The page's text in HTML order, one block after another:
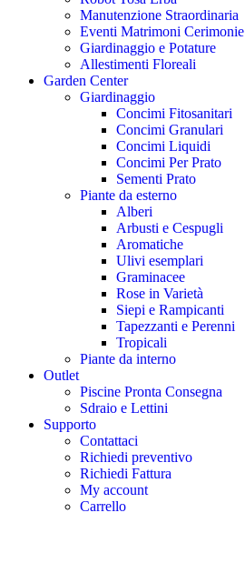
Manutenzione Straordinaria
Eventi Matrimoni Cerimonie
Giardinaggio e Potature
Allestimenti Floreali
Garden Center
Giardinaggio
Concimi Fitosanitari
Concimi Granulari
Concimi Liquidi
Concimi Per Prato
Sementi Prato
Piante da esterno
Alberi
Arbusti e Cespugli
Aromatiche
Ulivi esemplari
Graminacee
Rose in Varietà
Siepi e Rampicanti
Tapezzanti e Perenni
Tropicali
Piante da interno
Outlet
Piscine Pronta Consegna
Sdraio e Lettini
Supporto
Contattaci
Richiedi preventivo
Richiedi Fattura
My account
Carrello